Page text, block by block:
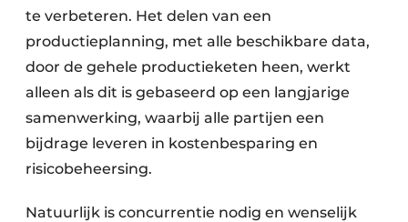
te verbeteren. Het delen van een
productieplanning, met alle beschikbare data,
door de gehele productieketen heen, werkt
alleen als dit is gebaseerd op een langjarige
samenwerking, waarbij alle partijen een
bijdrage leveren in kostenbesparing en
risicobeheersing.
Natuurlijk is concurrentie nodig en wenselijk